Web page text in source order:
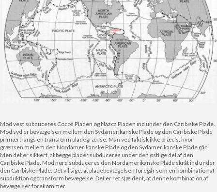
Mod vest subduceres Cocos Pladen og Nazca Pladen ind under den Caribiske Plade.
Mod syd er bevægelsen mellem den Sydamerikanske Plade og den Caribiske Plade
primært langs en transform pladegrænse. Man ved faktisk ikke præcis, hvor
grænsen mellem den Nordamerikanske Plade og den Sydamerikanske Plade går!
Men det er sikkert, at begge plader subduceres under den østlige del af den
Caribiske Plade. Mod nord subduceres den Nordamerikanske Plade skråt ind under
den Caribiske Plade. Det vil sige, at pladebevægelsen foregår som en kombination af
subduktion og transform bevægelse. Det er ret sjældent, at denne kombination af
bevægelser forekommer.